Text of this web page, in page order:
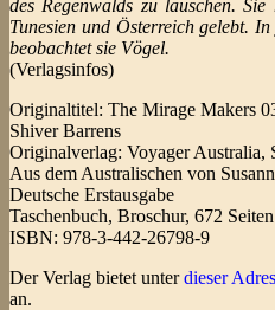
des Regenwalds zu lauschen.
Tunesien und Österreich gelebt.
beobachtet sie Vögel.
(Verlagsinfos)
Originaltitel: The Mirage Makers
Shiver Barrens
Originalverlag: Voyager Australia,
Aus dem Australischen von
Deutsche Erstausgabe
Taschenbuch, Broschur, 672 Seiten
ISBN: 978-3-442-26798-9
Der Verlag bietet unterdieser
an.